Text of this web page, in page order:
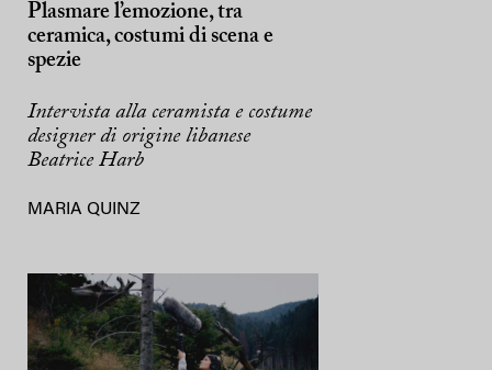
Plasmare l’emozione, tra
ceramica, costumi di scena e
spezie
Intervista alla ceramista e costume
designer di origine libanese
Beatrice Harb
MARIA QUINZ